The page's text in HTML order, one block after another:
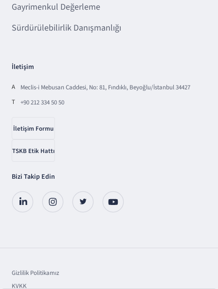
Gayrimenkul Değerleme
Sürdürülebilirlik Danışmanlığı
İletişim
A
Meclis-i Mebusan Caddesi, No: 81, Fındıklı, Beyoğlu/İstanbul 34427
T
+90 212 334 50 50
İletişim Formu
TSKB Etik Hattı
Bizi Takip Edin
Gizlilik Politikamız
KVKK